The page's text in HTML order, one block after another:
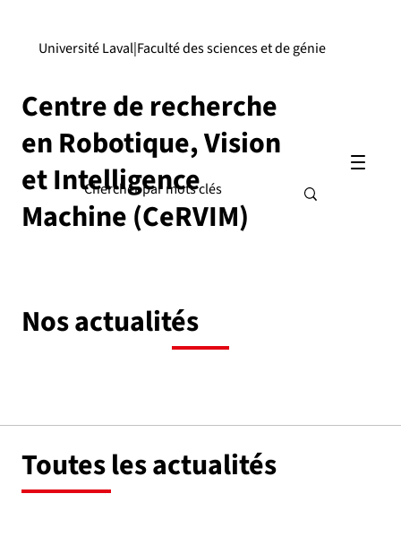
Centre de recherche
en Robotique, Vision
et Intelligence
Machine (CeRVIM)
|
Université Laval Faculté des sciences et de génie
Nos actualités
Toutes les actualités